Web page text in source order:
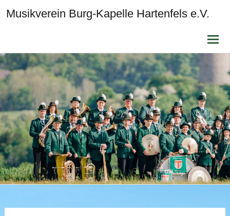
Musikverein Burg-Kapelle Hartenfels e.V.
Inhalt